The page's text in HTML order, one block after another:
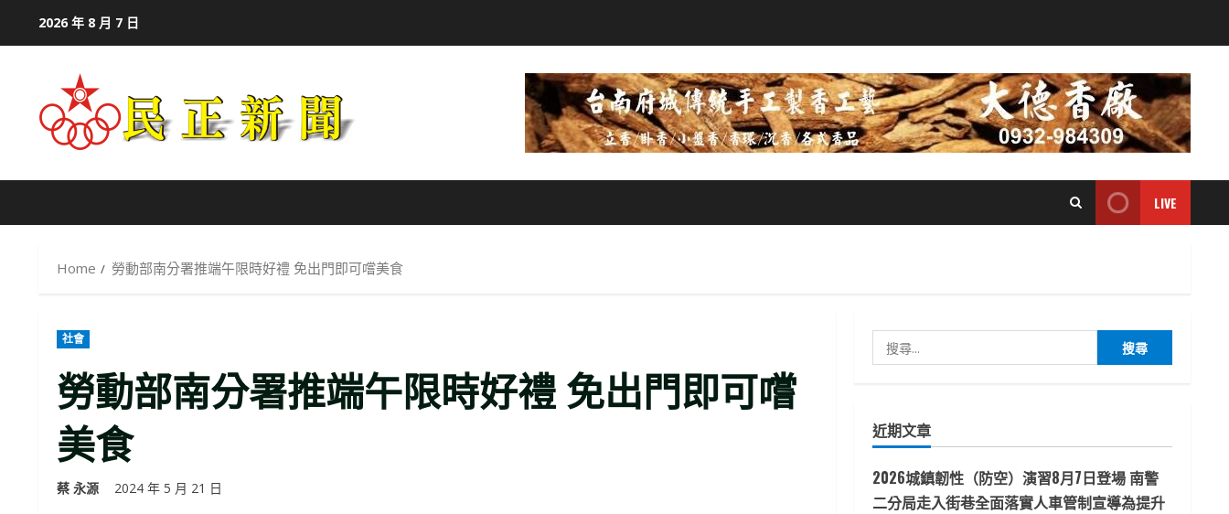
2026 年 8 月 7 日
LIVE
Home 勞動部南分署推端午限時好禮 免出門即可嚐美食
社會
勞動部南分署推端午限時好禮 免出門即可嚐
美食
蔡 永源 2024 年 5 月 21 日
尋
字:
近期文章
2026城鎮韌性（防空）演習8月7日登場 南警
二分局走入街巷全面落實人車管制宣導為提升